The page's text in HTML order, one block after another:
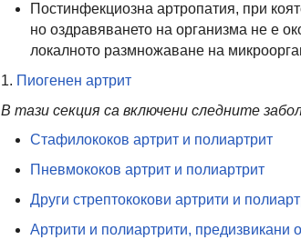
Постинфекциозна артропатия, при
но оздравяването на организма не е
локалното размножаване на
1. Пиогенен артрит
В тази секция са включени следните
Стафилококов артрит и полиартрит
Пневмококов артрит и полиартрит
Други стрептококови артрити и
Артрити и полиартрити, предизвикани